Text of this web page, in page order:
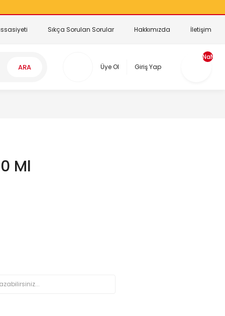
Sıkça Sorulan Sorular Hakkımızda İletişim
ARA Üye Ol Giriş Yap
NaN
Ml